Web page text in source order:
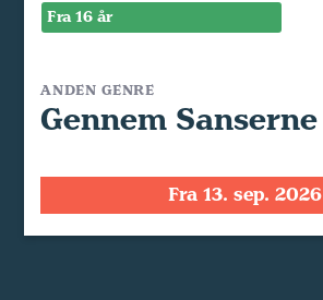
Fra 16 år
ANDEN GENRE
Gennem Sanserne
Fra 13. sep. 2026